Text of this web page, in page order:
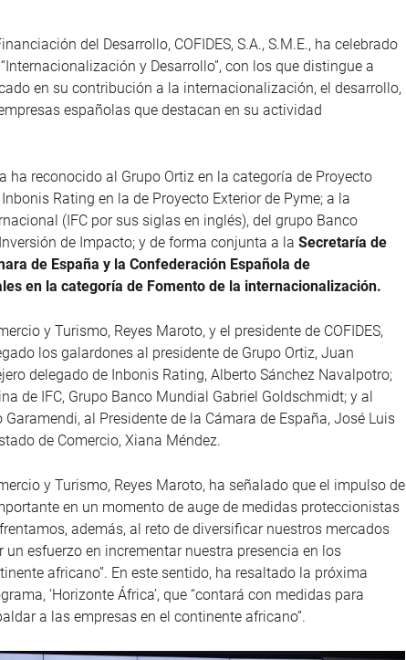
del Desarrollo, COFIDES, S.A., S.M.E., ha celebrado
y Desarrollo”, con los que distingue a
en su contribución a la internacionalización, el desarrollo,
españolas que destacan en su actividad
ha reconocido al Grupo Ortiz en la categoría de Proyecto
Rating en la de Proyecto Exterior de Pyme; a la
(IFC por sus siglas en inglés), del grupo Banco
de Impacto; y de forma conjunta a la Secretaría de
de España y la Confederación Española de
en la categoría de Fomento de la internacionalización.
y Turismo, Reyes Maroto, y el presidente de COFIDES,
los galardones al presidente de Grupo Ortiz, Juan
delegado de Inbonis Rating, Alberto Sánchez Navalpotro;
de IFC, Grupo Banco Mundial Gabriel Goldschmidt; y al
Garamendi, al Presidente de la Cámara de España, José Luis
de Comercio, Xiana Méndez.
y Turismo, Reyes Maroto, ha señalado que el impulso de
en un momento de auge de medidas proteccionistas
además, al reto de diversificar nuestros mercados
un esfuerzo en incrementar nuestra presencia en los
africano”. En este sentido, ha resaltado la próxima
‘Horizonte África’, que “contará con medidas para
a las empresas en el continente africano”.